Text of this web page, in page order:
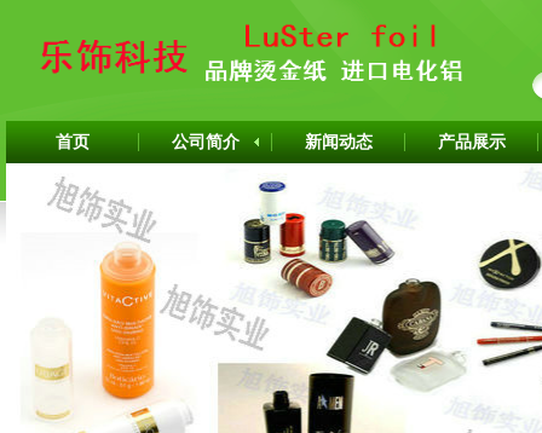
首页 公司简介 新闻动态 产品展示